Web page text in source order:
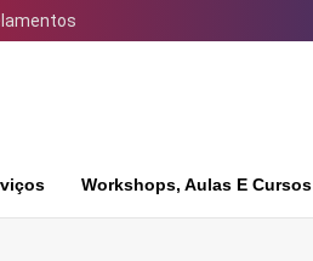
Workshops, Aulas E Cursos